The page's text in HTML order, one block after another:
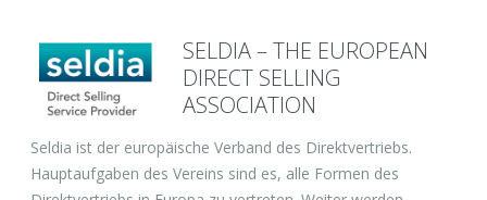
SELDIA – THE EUROPEAN
DIRECT SELLING
ASSOCIATION
Seldia ist der europäische Verband des Direktvertriebs.
Hauptaufgaben des Vereins sind es, alle Formen des